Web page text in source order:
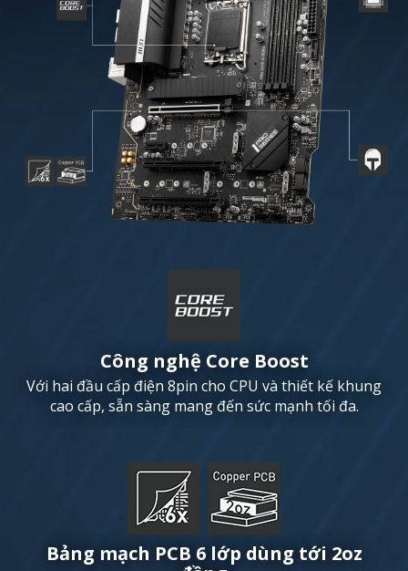
Công nghệ Core Boost
Với hai đầu cấp điện 8pin cho CPU và thiết kế khung
cao cấp, sẵn sàng mang đến sức mạnh tối đa.
Bảng mạch PCB 6 lớp dùng tới 2oz